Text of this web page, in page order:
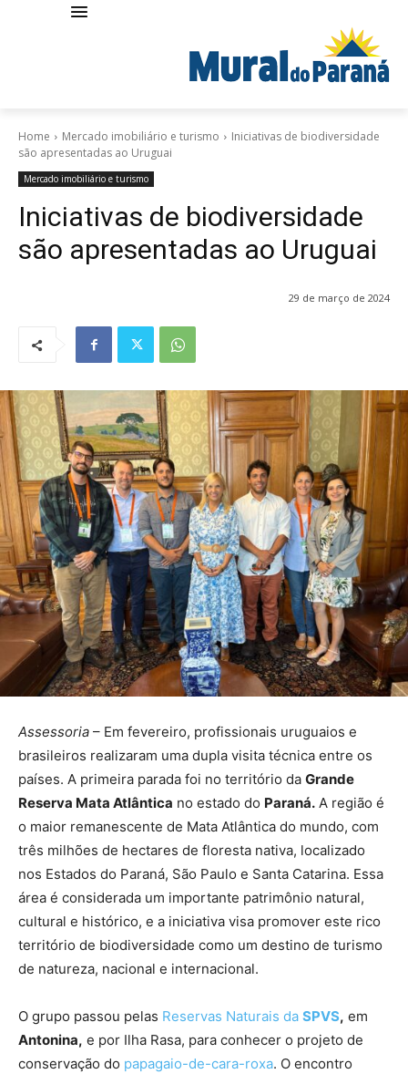
Home Mercado imobiliário e turismo
Iniciativas de biodiversidade
são apresentadas ao Uruguai
Mercado imobiliário e turismo
Iniciativas de biodiversidade
são apresentadas ao Uruguai
29 de março de 2024
Assessoria – Em fevereiro, profissionais uruguaios e
brasileiros realizaram uma dupla visita técnica entre os
países. A primeira parada foi no território da Grande
Reserva Mata Atlântica no estado do Paraná. A região é
o maior remanescente de Mata Atlântica do mundo, com
três milhões de hectares de floresta nativa, localizado
nos Estados do Paraná, São Paulo e Santa Catarina. Essa
área é considerada um importante patrimônio natural,
cultural e histórico, e a iniciativa visa promover este rico
território de biodiversidade como um destino de turismo
de natureza, nacional e internacional.
O grupo passou pelas Reservas Naturais da SPVS, em
Antonina, e por Ilha Rasa, para conhecer o projeto de
conservação do papagaio-de-cara-roxa. O encontro